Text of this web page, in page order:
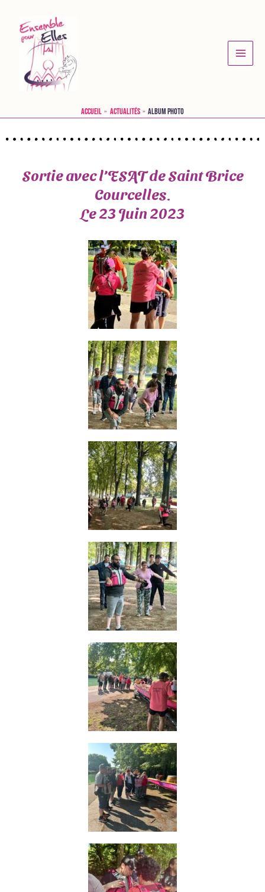
Accueil Actualités Album photo
Sortie avec l’ESAT de Saint Brice
Courcelles.
Le 23 Juin 2023